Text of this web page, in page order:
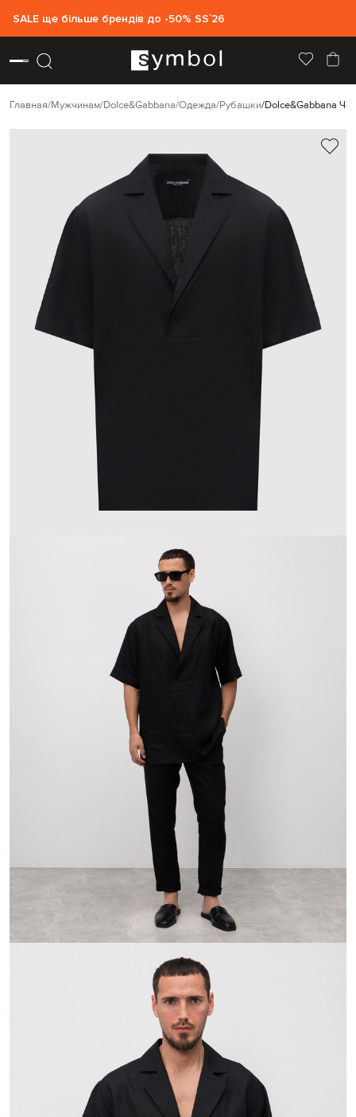
SALE ще більше брендів до -50% SS`26
Главная Мужчинам Dolce&Gabbana Одежда Рубашки Dolce&Gabbana